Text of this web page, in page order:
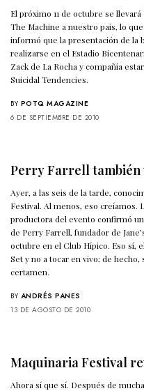
El próximo 11 de octubre se
The Machine a nuestro país, lo
informó que la presentación de la
realizarse en el Estadio
Zack de La Rocha y compañía
Suicidal Tendencies.
BY POTQ MAGAZINE
6 DE SEPTIEMBRE DE 2010
Perry Farrell también
Ayer, a las seis de la tarde,
Festival. Al menos, eso creíamos.
productora del evento confirmó
de Perry Farrell, fundador de
octubre en el Club Hípico. Eso sí,
Set y no a tocar en vivo; de
certamen.
BY ANDRÉS PANES
13 DE AGOSTO DE 2010
Maquinaria Festival
Ahora sí que sí. Después de